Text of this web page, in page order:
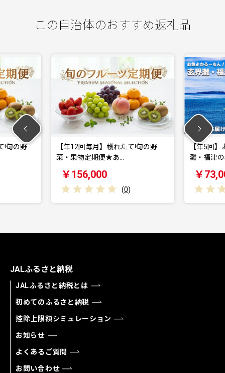
この自治体のおすすめ返礼品
回毎月】穫れたて!旬の野
【年5回】お魚よかろうもん！玄
JALふるさと納税
JALふるさと納税とは
初めてのふるさと納税
控除上限額シミュレーション
お知らせ
よくあるご質問
お問い合わせ